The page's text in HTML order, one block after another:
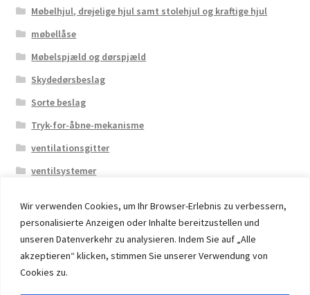
Wir verwenden Cookies, um Ihr Browser-Erlebnis zu verbessern,
personalisierte Anzeigen oder Inhalte bereitzustellen und
unseren Datenverkehr zu analysieren. Indem Sie auf „Alle
akzeptieren“ klicken, stimmen Sie unserer Verwendung von
Cookies zu.
Møbelhjul, drejelige hjul samt stolehjul og kraftige hjul
møbellåse
Møbelspjæld og dørspjæld
Skydedørsbeslag
Sorte beslag
Tryk-for-åbne-mekanisme
ventilationsgitter
ventilsystemer
© 2026 Eruon Trade UG, Germany, member of the ERUON